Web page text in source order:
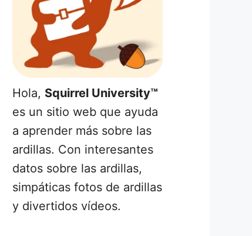
Hola, Squirrel University™
es un sitio web que ayuda
a aprender más sobre las
ardillas. Con interesantes
datos sobre las ardillas,
simpáticas fotos de ardillas
y divertidos vídeos.